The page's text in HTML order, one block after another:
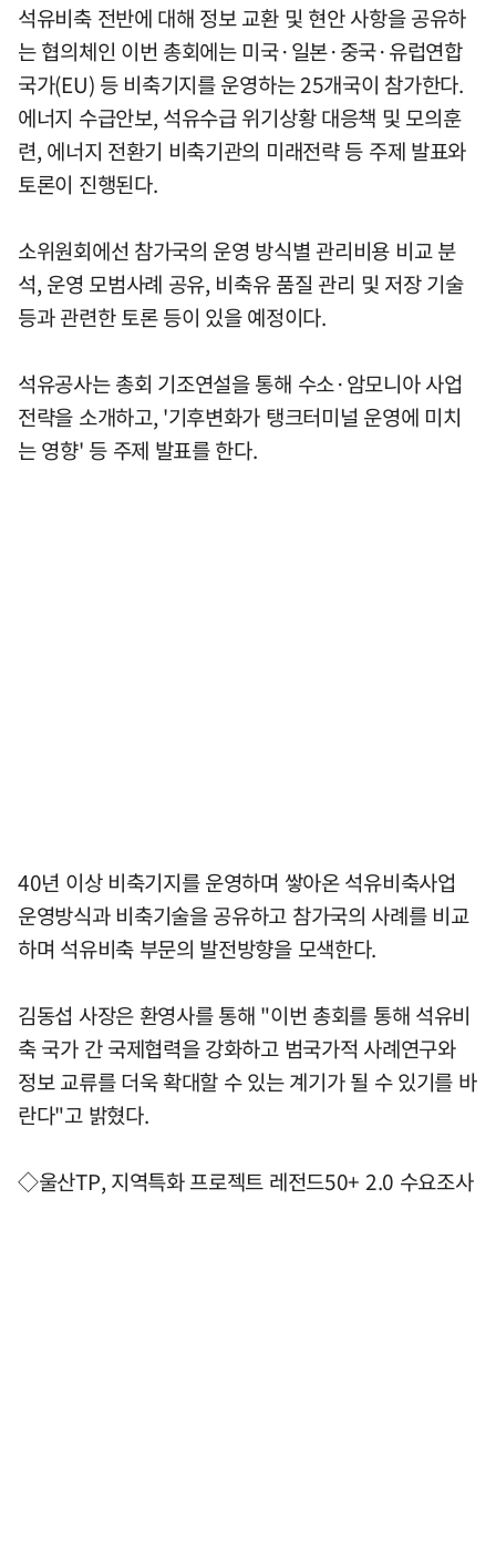
석유비축 전반에 대해 정보 교환 및 현안 사항을 공유하
는 협의체인 이번 총회에는 미국·일본·중국·유럽연합
국가(EU) 등 비축기지를 운영하는 25개국이 참가한다.
에너지 수급안보, 석유수급 위기상황 대응책 및 모의훈
련, 에너지 전환기 비축기관의 미래전략 등 주제 발표와
토론이 진행된다.
소위원회에선 참가국의 운영 방식별 관리비용 비교 분
석, 운영 모범사례 공유, 비축유 품질 관리 및 저장 기술
등과 관련한 토론 등이 있을 예정이다.
석유공사는 총회 기조연설을 통해 수소·암모니아 사업
전략을 소개하고, '기후변화가 탱크터미널 운영에 미치
는 영향' 등 주제 발표를 한다.
40년 이상 비축기지를 운영하며 쌓아온 석유비축사업
운영방식과 비축기술을 공유하고 참가국의 사례를 비교
하며 석유비축 부문의 발전방향을 모색한다.
김동섭 사장은 환영사를 통해 "이번 총회를 통해 석유비
축 국가 간 국제협력을 강화하고 범국가적 사례연구와
정보 교류를 더욱 확대할 수 있는 계기가 될 수 있기를 바
란다"고 밝혔다.
◇울산TP, 지역특화 프로젝트 레전드50+ 2.0 수요조사